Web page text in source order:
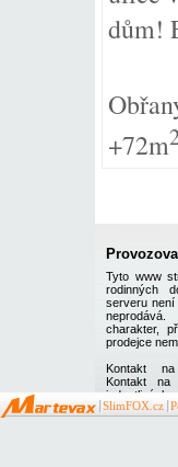
dům!
+72m
Tyto www
rodinných
serveru není
charakter,
prodejce
Kontakt
Kontakt
jednotlivých
SlimFOX.cz